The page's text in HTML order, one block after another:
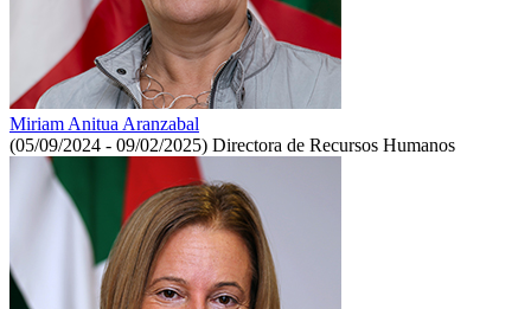
Miriam Anitua Aranzabal
(05/09/2024 - 09/02/2025) Directora de Recursos Humanos